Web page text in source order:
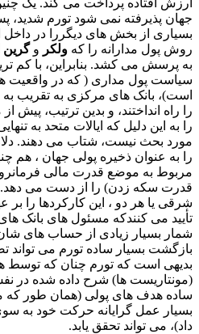
ارزش افتاده پرداخت می کند. یک
جهان پذیرفته نمی شود تورم شدید،
بسیاری از بخش های دیگررا در داخل
روش پول مدارانه را که ولکر وگرین
به پرسش می کشد. بنابراین، با کم
سیاست پول مداری ( که در واقعیت
است)، بانک های مرکزی به تقریب به
را راه انداختند، و بدین ترتیب، پیش
را به این دلیل که ایالات متحد به
مورد بحث نیست، شتاب می دهند.
را به عنوان ذخیره پولی جهان ، هم
مربوط به موضع قدرت مالی
قدرت سکه زدن) را از دست می دهد.
شرقی یا هر دو ، این کارکردها را بر
تأیید می کنندکه مسئول های بانک
شمار بسیار زیادی از حساب های
بازگشت بسیار ساده تورم می تواند
بدیهی است که تورم چنان که توسط
(مونتاریست ها) شرح داده شده در
ساده هدف های پولی (همان طور که
بسیار عمل گرایانه حرکت خود به
داد)، می تواند تحقق یابد.